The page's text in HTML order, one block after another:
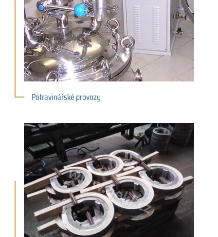
Potravinářské provozy